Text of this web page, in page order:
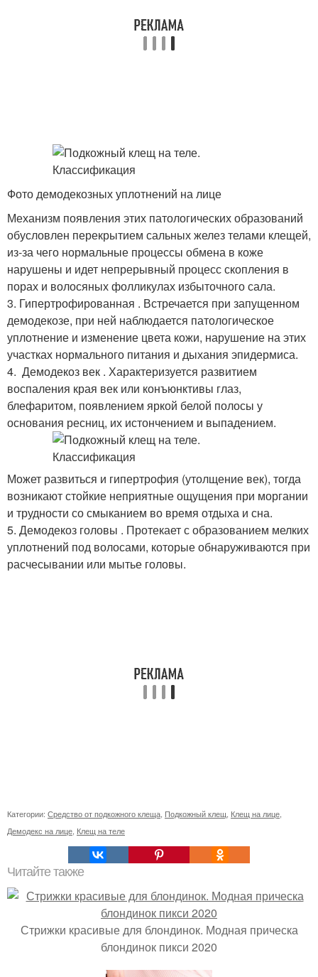
Фото демодекозных уплотнений на лице
Механизм появления этих патологических образований
обусловлен перекрытием сальных желез телами клещей,
из-за чего нормальные процессы обмена в коже
нарушены и идет непрерывный процесс скопления в
порах и волосяных фолликулах избыточного сала.
3. Гипертрофированная . Встречается при запущенном
демодекозе, при ней наблюдается патологическое
уплотнение и изменение цвета кожи, нарушение на этих
участках нормального питания и дыхания эпидермиса.
4. Демодекоз век . Характеризуется развитием
воспаления края век или конъюнктивы глаз,
блефаритом, появлением яркой белой полосы у
основания ресниц, их истончением и выпадением.
Может развиться и гипертрофия (утолщение век), тогда
возникают стойкие неприятные ощущения при моргании
и трудности со смыканием во время отдыха и сна.
5. Демодекоз головы . Протекает с образованием мелких
уплотнений под волосами, которые обнаруживаются при
расчесывании или мытье головы.
Категории: Средство от подкожного клеща Подкожный клещ Клещ на лице
Демодекс на лице Клещ на теле
Читайте также
Стрижки красивые для блондинок. Модная прическа
блондинок пикси 2020